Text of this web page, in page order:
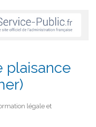
plaisance
légale et